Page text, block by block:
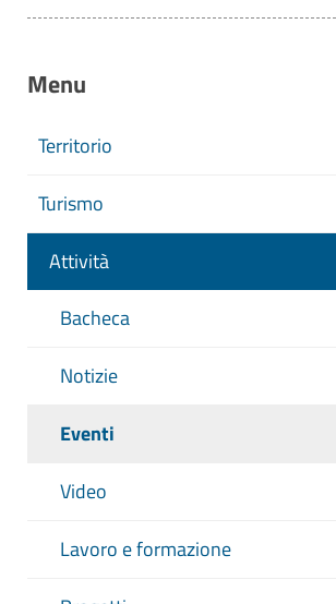
Menu
Territorio
Turismo
Attività
Bacheca
Notizie
Eventi
Video
Lavoro e formazione